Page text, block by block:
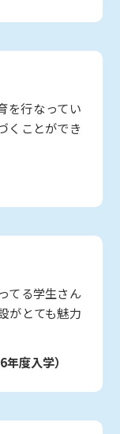
を行なってい
くことができ
てる学生さん
がとても魅力
年度入学）